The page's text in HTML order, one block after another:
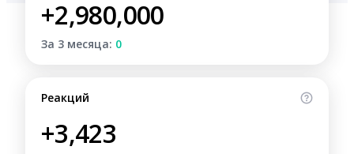
+2,980,000
За 3 месяца: 0
Реакций
+3,423